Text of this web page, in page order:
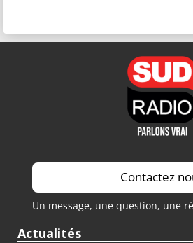
Contactez
Un message, une question, une
Actualités